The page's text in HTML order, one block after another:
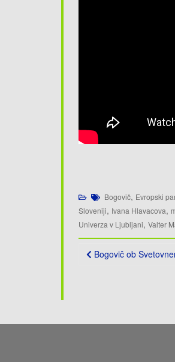
Bogovič, Evropski
Sloveniji, Ivana Hlavacova,
Univerza v Ljubljani, Valter
Post
Bogovič ob